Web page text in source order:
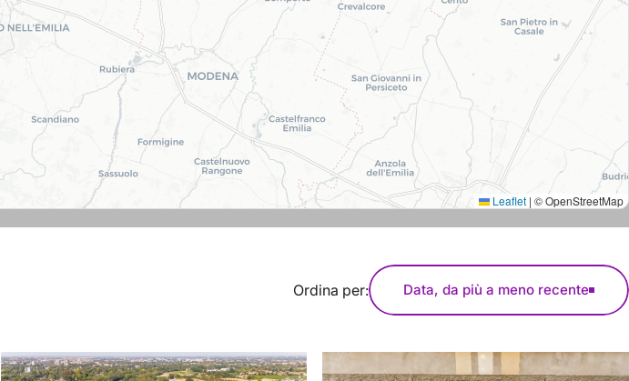
Leaflet | © OpenStreetMap
Ordina per: Data, da più a meno recente